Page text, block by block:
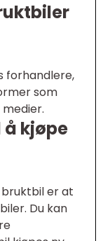
forhandlere,
som
å kjøpe
bruktbil er at
Du kan